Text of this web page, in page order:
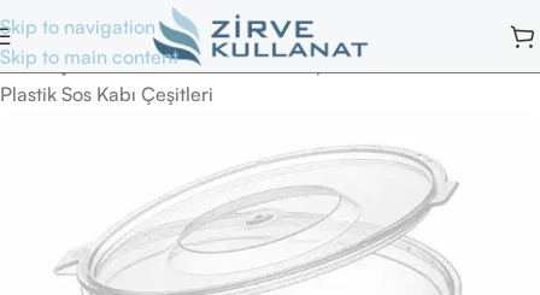
Skip to navigation
Skip to main content
Ana Sayfa/Tek Kullanımlık Yemek Kapları /
Plastik Sos Kabı Çeşitleri